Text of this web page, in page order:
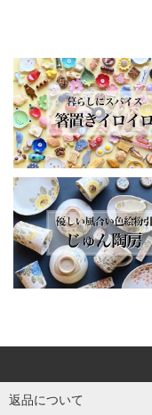
返品について